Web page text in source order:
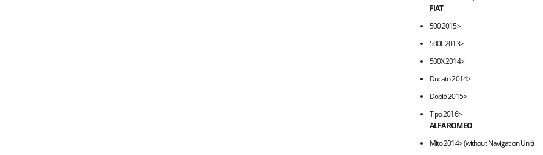
FIAT
500 2015>
500L 2013>
500X 2014>
Ducato 2014>
Doblò 2015>
Tipo 2016>
ALFA ROMEO
Mito 2014> (without Navigation Unit)